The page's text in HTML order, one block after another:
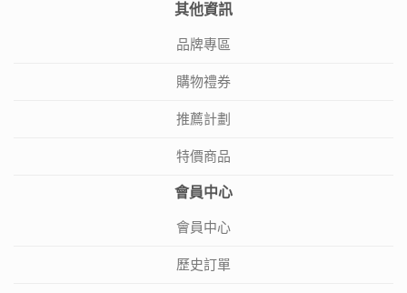
其他資訊
品牌專區
購物禮券
推薦計劃
特價商品
會員中心
會員中心
歷史訂單